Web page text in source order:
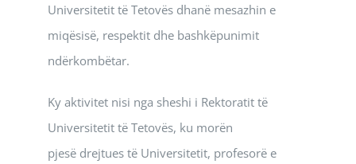
Universitetit të Tetovës dhanë mesazhin e
miqësisë, respektit dhe bashkëpunimit
ndërkombëtar.
Ky aktivitet nisi nga sheshi i Rektoratit të
Universitetit të Tetovës, ku morën
pjesë drejtues të Universitetit, profesorë e